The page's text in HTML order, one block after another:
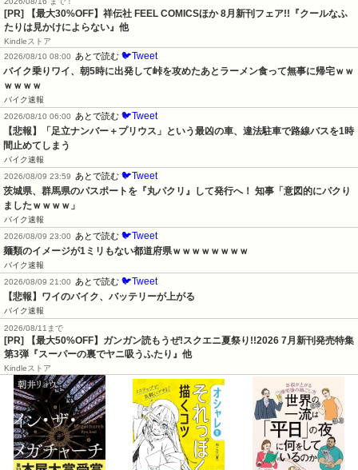
[PR] 【最大30%OFF】祥伝社 FEEL COMICSほか 8月新刊フェア!!『クールなふ
たりは見かけによらない』他
Kindleストア
2026/08/10 08:00
あとで読む 🐦Tweet
バイク乗りワイ、朝5時に出発して峠を攻めたあとラーメン食って無事に帰宅ｗｗ
ｗｗｗｗ
バイク速報
2026/08/10 06:00
あとで読む 🐦Tweet
【悲報】「足立ナンバー＋プリウス」という最凶の車、違法駐車で路線バスを1時
間止めてしまう
バイク速報
2026/08/09 23:59
あとで読む 🐦Tweet
茨城県、群馬県のパスポートを『丸パクリ』して発行へ！ 知事「意図的にパクり
ましたｗｗｗｗ」
バイク速報
2026/08/09 23:00
あとで読む 🐦Tweet
麺類のイメージが1ミリもない都道府県ｗｗｗｗｗｗｗｗ
バイク速報
2026/08/09 21:00
あとで読む 🐦Tweet
【悲報】ワイのバイク、バッテリーが上がる
バイク速報
2026/08/11まで
[PR] 【最大50%OFF】ガンガン読もうぜ!スクエニ夏祭り!!2026 7月新刊発売特集
第3弾『スーパーの裏でヤニ吸うふたり』他
Kindleストア